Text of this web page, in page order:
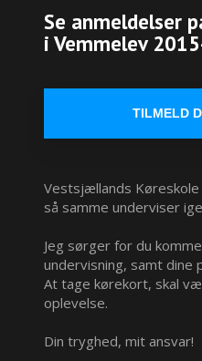
Se anmeldelser
i Vemmelev
TILMELD
Vestsjællands
så samme underviser
Jeg sørger for du
undervisning, samt dine
At tage kørekort, skal
oplevelse.
Din tryghed, mit ansvar!